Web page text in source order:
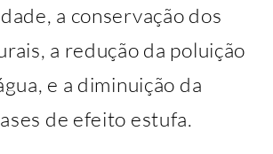
a conservação dos
a redução da poluição
e a diminuição da
de efeito estufa.